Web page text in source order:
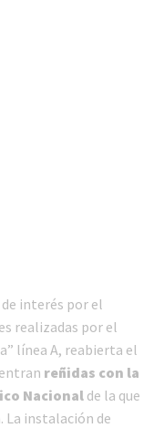
interés por el
realizadas por el
línea A, reabierta el
reñidas con la
Nacional de la que
La instalación de